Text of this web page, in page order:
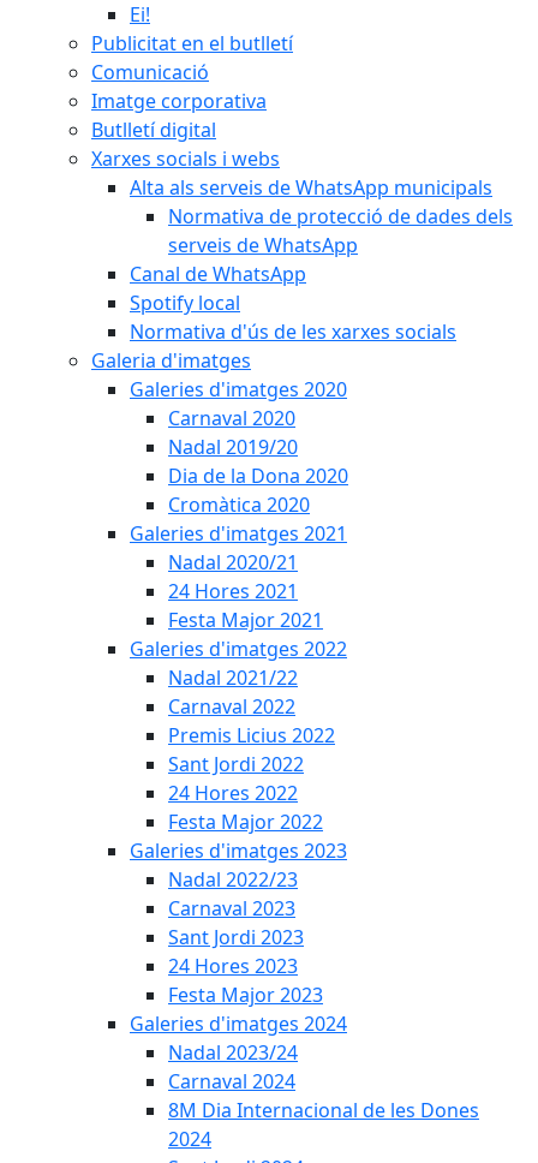
Ei!
Publicitat en el butlletí
Comunicació
Imatge corporativa
Butlletí digital
Xarxes socials i webs
Alta als serveis de WhatsApp municipals
Normativa de protecció de dades dels
serveis de WhatsApp
Canal de WhatsApp
Spotify local
Normativa d'ús de les xarxes socials
Galeria d'imatges
Galeries d'imatges 2020
Carnaval 2020
Nadal 2019/20
Dia de la Dona 2020
Cromàtica 2020
Galeries d'imatges 2021
Nadal 2020/21
24 Hores 2021
Festa Major 2021
Galeries d'imatges 2022
Nadal 2021/22
Carnaval 2022
Premis Licius 2022
Sant Jordi 2022
24 Hores 2022
Festa Major 2022
Galeries d'imatges 2023
Nadal 2022/23
Carnaval 2023
Sant Jordi 2023
24 Hores 2023
Festa Major 2023
Galeries d'imatges 2024
Nadal 2023/24
Carnaval 2024
8M Dia Internacional de les Dones
2024